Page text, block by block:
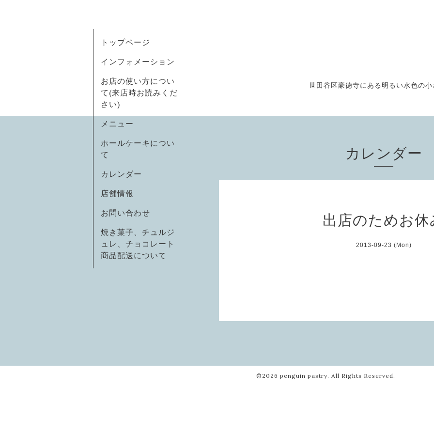
世田谷区豪徳寺にある明るい水色の
トップページ
インフォメーション
お店の使い方につい
て(来店時お読みくだ
さい)
メニュー
ホールケーキについ
て
カレンダー
店舗情報
お問い合わせ
焼き菓子、チュルジ
ュレ、チョコレート
商品配送について
カレンダー
出店のためお休
2013-09-23 (Mon)
©2026 penguin pastry. All Rights Reserved.